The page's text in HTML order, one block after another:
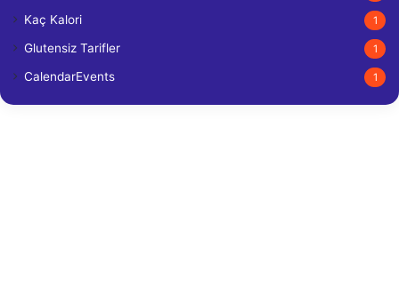
Kaç Kalori 1
Glutensiz Tarifler 1
CalendarEvents 1